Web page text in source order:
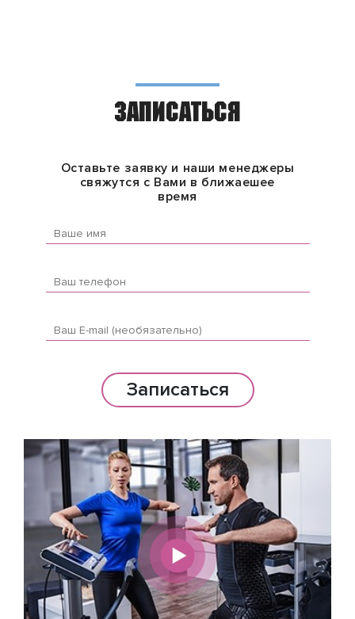
ЗАПИСАТЬСЯ
Оставьте заявку и наши менеджеры
свяжутся с Вами в ближаешее
время
Ваше имя
Ваш телефон
Ваш E-mail (необязательно)
Записаться